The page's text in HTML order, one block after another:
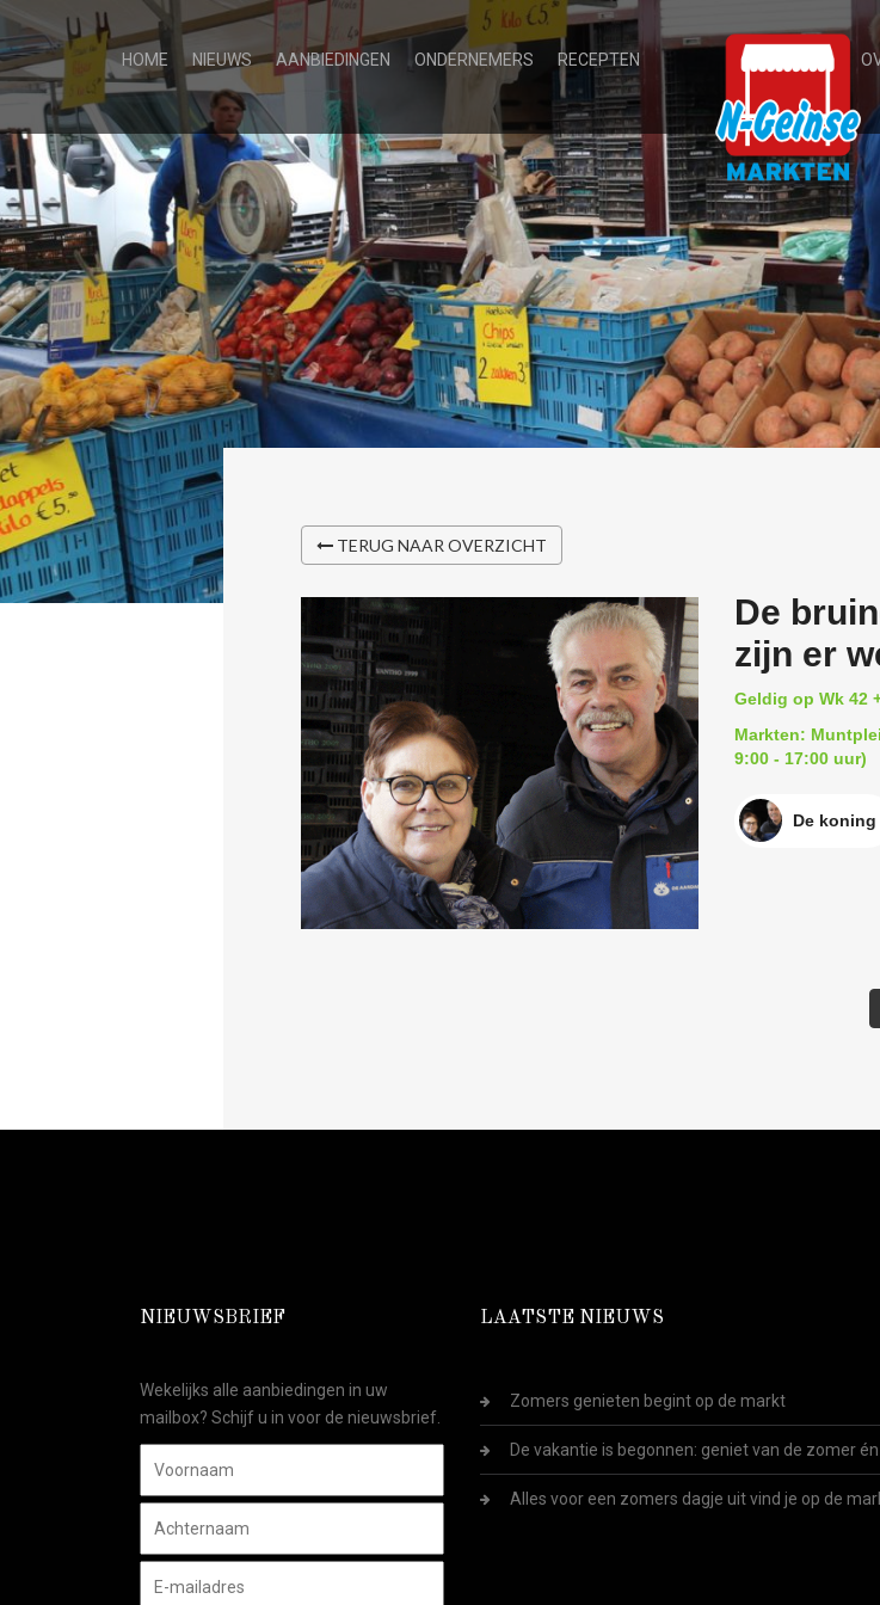
HOME NIEUWS AANBIEDINGEN ONDERNEMERS RECEPTEN
TERUG NAAR OVERZICHT
De
zijn er
Geldig op Wk 42
Markten:
9:00 - 17:00 uur)
De koning
NIEUWSBRIEF
Wekelijks alle aanbiedingen in uw
mailbox? Schijf u in voor de nieuwsbrief.
LAATSTE NIEUWS
Zomers genieten begint op de markt
De vakantie is begonnen: geniet van de zomer
Alles voor een zomers dagje uit vind je op de